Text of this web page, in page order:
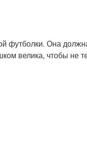
футболки. Она
велика, чтобы не